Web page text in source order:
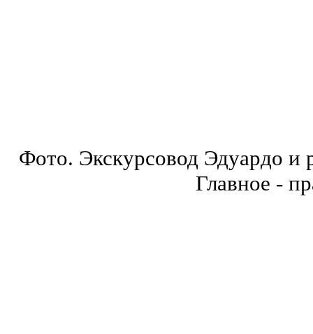
Фото. Экскурсовод Эдуардо
Главное -